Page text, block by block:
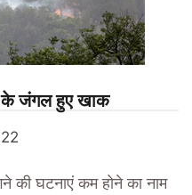
के जंगल हुए खाक
की घटनाएं कम होने का नाम